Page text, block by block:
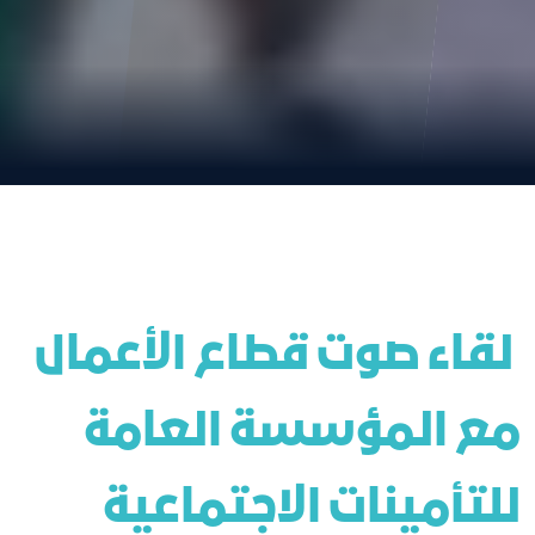
للتأمينات الاجتماعية